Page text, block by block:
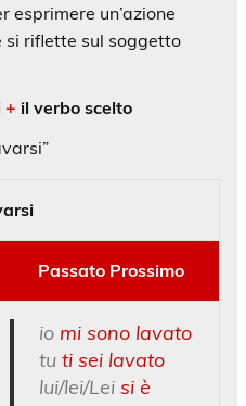
esprimere un’azione
riflette sul soggetto
+ il verbo scelto
Passato Prossimo
io mi sono lavato
tu ti sei lavato
lui/lei/Lei si è